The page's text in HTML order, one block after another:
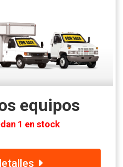
equipos
1 en stock